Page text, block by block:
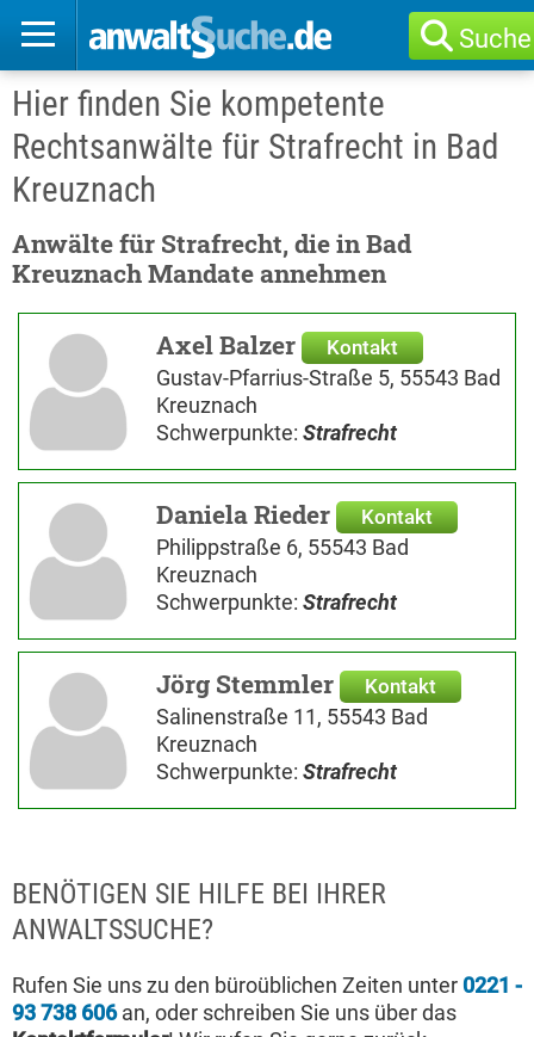
Suche
Hier finden Sie kompetente
Rechtsanwälte für Strafrecht in Bad
Kreuznach
Anwälte für Strafrecht, die in Bad
Kreuznach Mandate annehmen
Axel Balzer Kontakt
Gustav-Pfarrius-Straße 5, 55543 Bad
Kreuznach
Schwerpunkte: Strafrecht
Daniela Rieder Kontakt
Philippstraße 6, 55543 Bad
Kreuznach
Schwerpunkte: Strafrecht
Jörg Stemmler Kontakt
Salinenstraße 11, 55543 Bad
Kreuznach
Schwerpunkte: Strafrecht
BENÖTIGEN SIE HILFE BEI IHRER
ANWALTSSUCHE?
Rufen Sie uns zu den büroüblichen Zeiten unter 0221 -
93 738 606an, oder schreiben Sie uns über das